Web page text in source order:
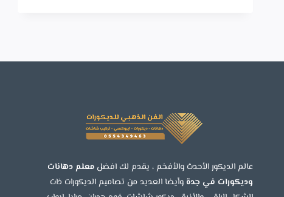
تركيب
ديكورات
بديل
بجدة
عالم الديكور الأحدث والأفخم ، يقدم لك افضل معلم دهانات
وديكورات في جدة وأيضا العديد من تصاميم الديكورات ذات